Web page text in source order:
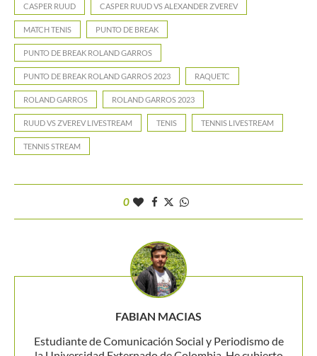
CASPER RUUD CASPER RUUD VS ALEXANDER ZVEREV
MATCH TENIS PUNTO DE BREAK
PUNTO DE BREAK ROLAND GARROS
PUNTO DE BREAK ROLAND GARROS 2023 RAQUETC
ROLAND GARROS ROLAND GARROS 2023
RUUD VS ZVEREV LIVESTREAM TENIS TENNIS LIVESTREAM
TENNIS STREAM
0
FABIAN MACIAS
Estudiante de Comunicación Social y Periodismo de